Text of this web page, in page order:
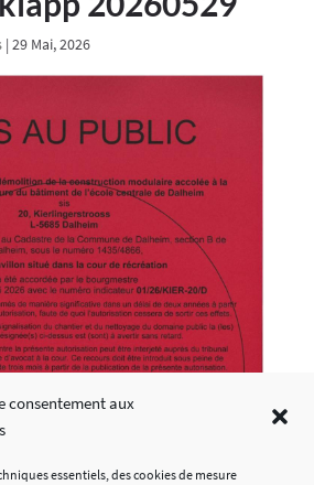
consentement aux
essentiels, des cookies de mesure
| 29 Mai, 2026